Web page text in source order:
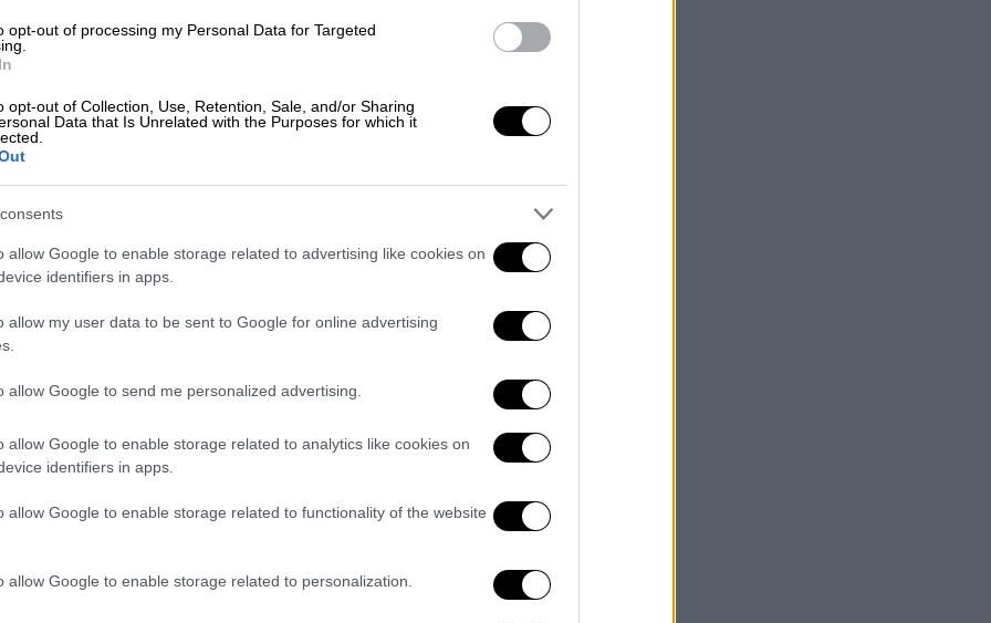
opt-out of processing my Personal Data for Targeted
opt-out of Collection, Use, Retention, Sale, and/or Sharing
Data that Is Unrelated with the Purposes for which it
allow Google to enable storage related to advertising like cookies on
identifiers in apps.
allow my user data to be sent to Google for online advertising
allow Google to send me personalized advertising.
allow Google to enable storage related to analytics like cookies on
identifiers in apps.
allow Google to enable storage related to functionality of the website
allow Google to enable storage related to personalization.
Ελλάδα 23.09.2021 14:47
αναστολή ταμπουρώθηκε σε
ΚΑΠΗ
Ελλάδα|29.06.2021 14:22
Νίκαιας - Ρέντη
Το τμήμα Κοινωνικής Υπηρεσίας του
Δήμου ενεργοποιεί τη λίστα των
«Βοήθεια στο σπίτι»